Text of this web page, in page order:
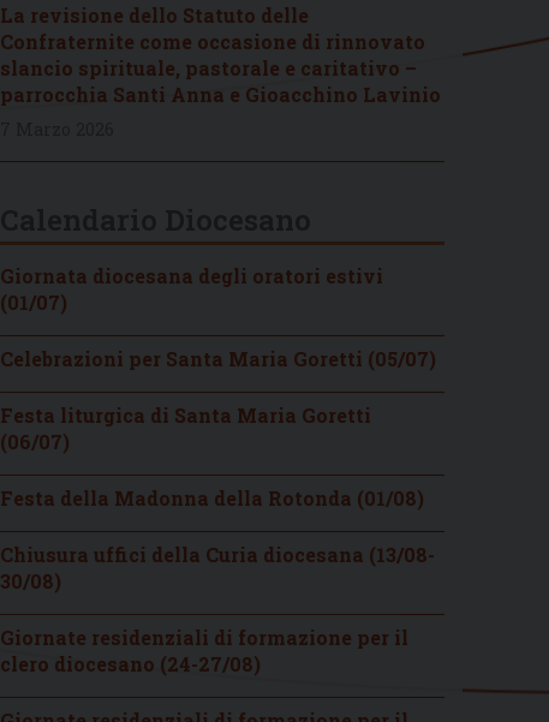
La revisione dello Statuto delle
Confraternite come occasione di rinnovato
slancio spirituale, pastorale e caritativo –
parrocchia Santi Anna e Gioacchino Lavinio
Giornata diocesana degli oratori estivi
(01/07)
Celebrazioni per Santa Maria Goretti (05/07)
Festa liturgica di Santa Maria Goretti
(06/07)
Festa della Madonna della Rotonda (01/08)
Chiusura uffici della Curia diocesana (13/08-
30/08)
Giornate residenziali di formazione per il
clero diocesano (24-27/08)